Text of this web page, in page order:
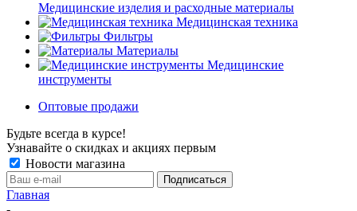
Медицинские изделия и расходные материалы
Медицинская техника
Фильтры
Материалы
Медицинские
инструменты
Оптовые продажи
Будьте всегда в курсе!
Узнавайте о скидках и акциях первым
Новости магазина
Главная